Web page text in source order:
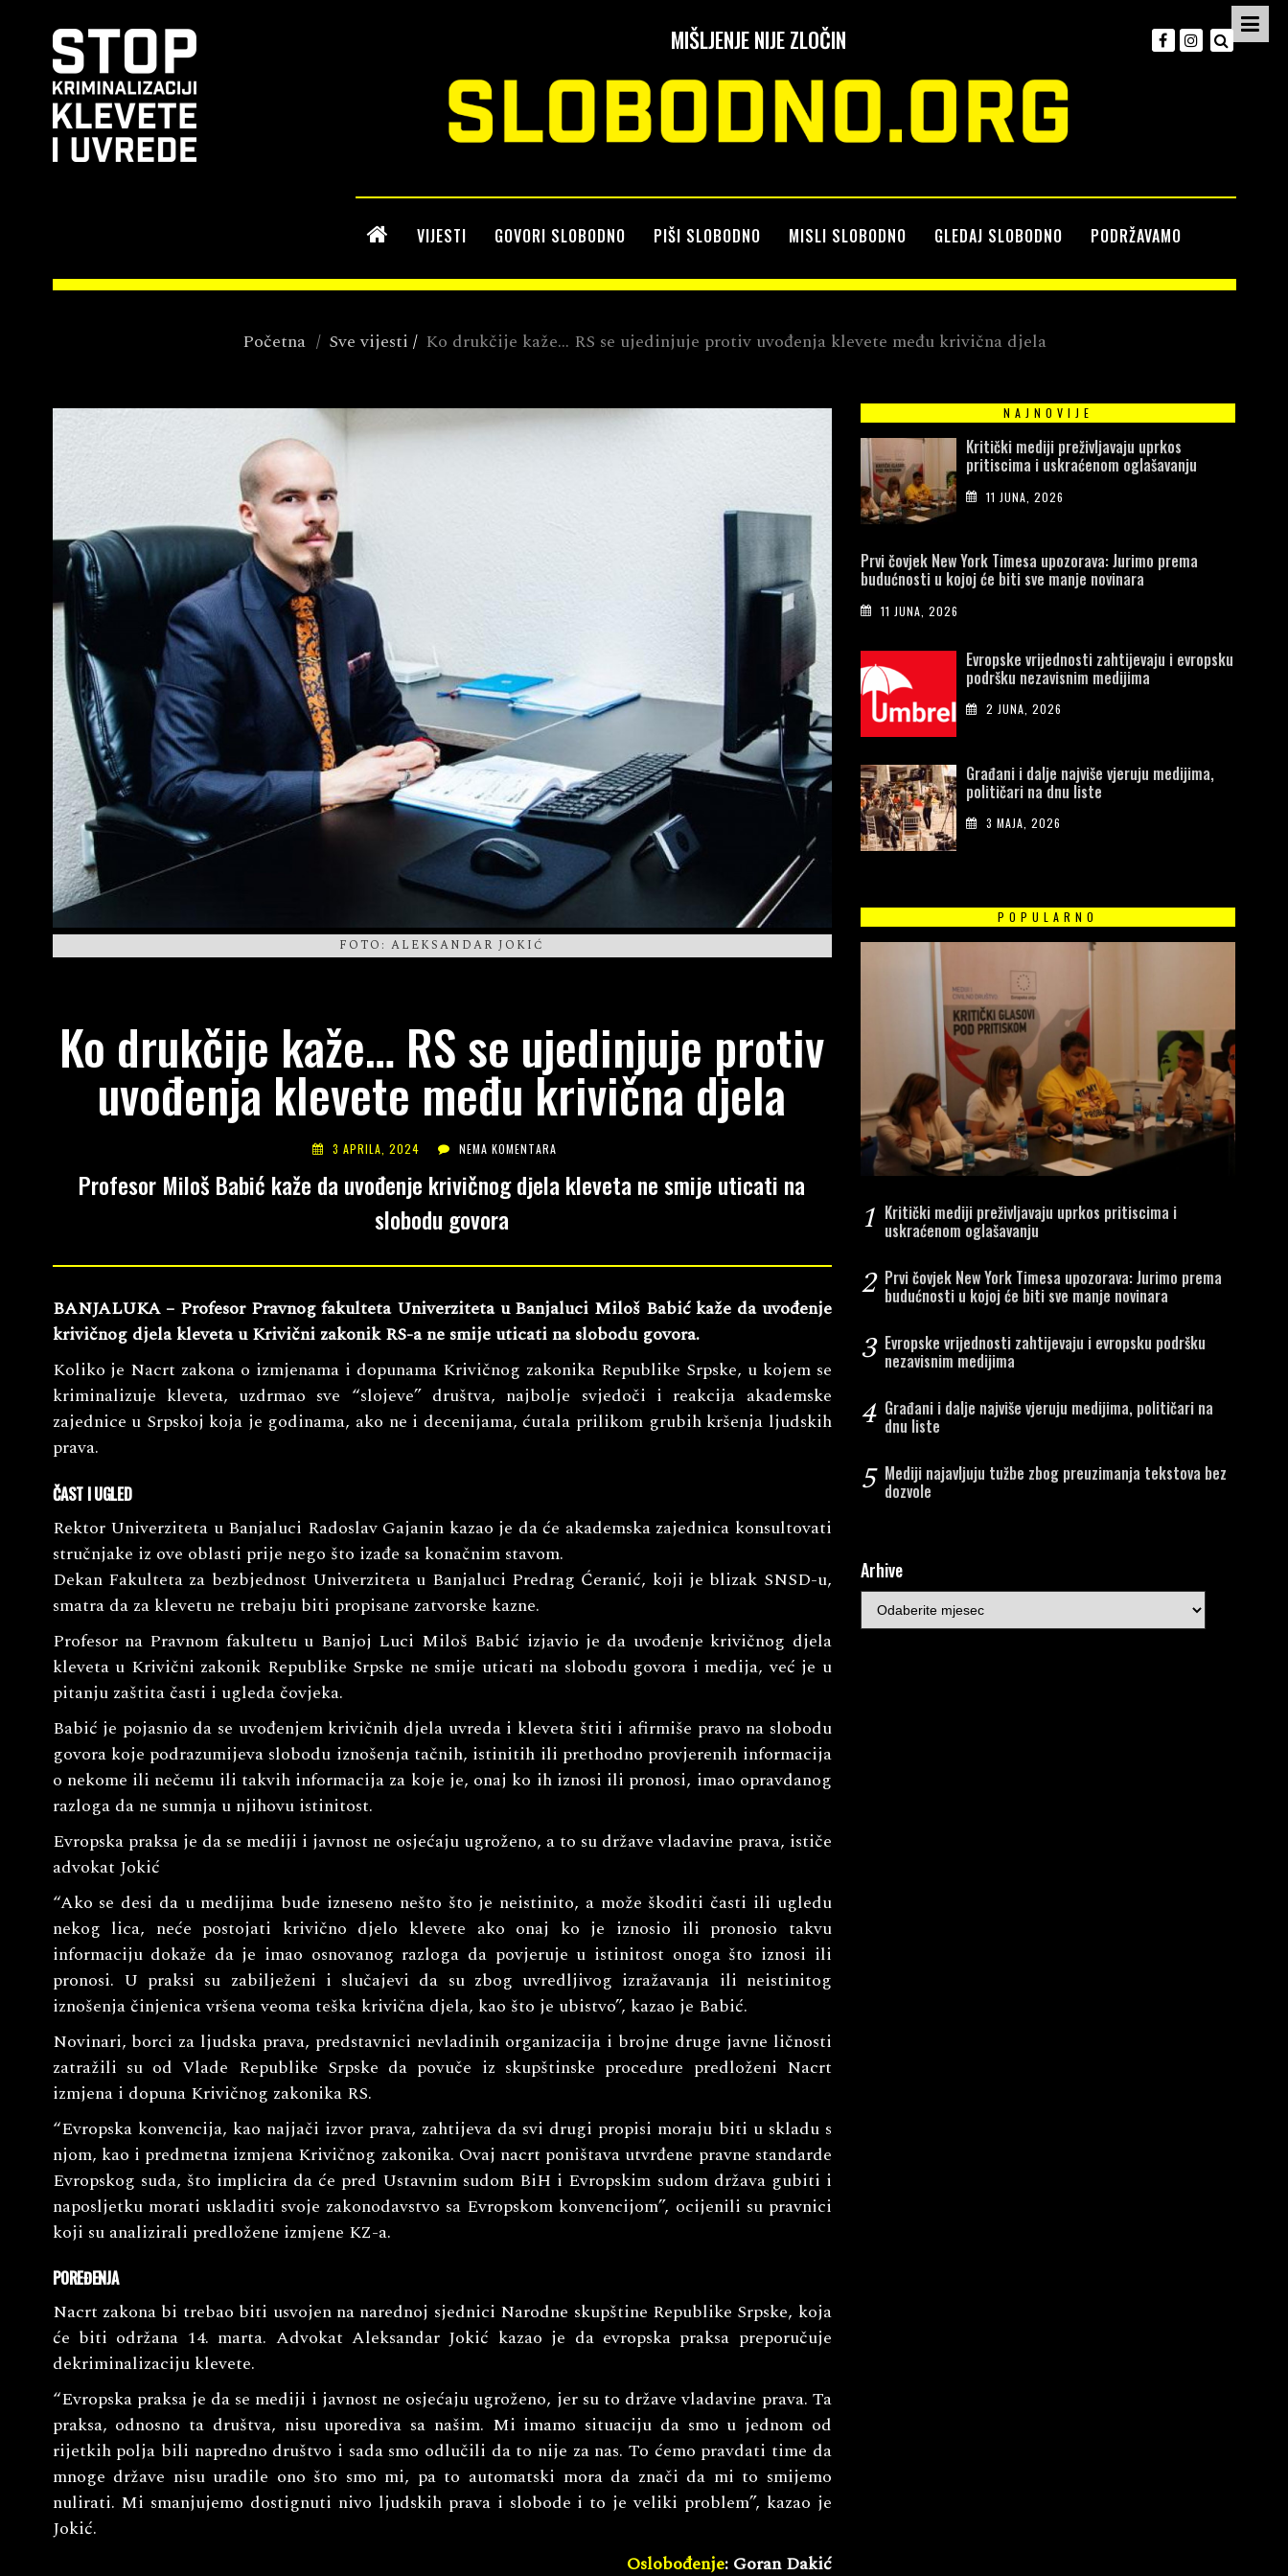
MIŠLJENJE NIJE ZLOČIN
VIJESTI GOVORI SLOBODNO PIŠI SLOBODNO MISLI SLOBODNO GLEDAJ SLOBODNO PODRŽAVAMO
Početna / Sve vijesti / Ko drukčije kaže… RS se ujedinjuje protiv uvođenja klevete među krivična djela
FOTO: ALEKSANDAR JOKIĆ
Ko drukčije kaže… RS se ujedinjuje protiv
uvođenja klevete među krivična djela
3 APRILA, 2024 NEMA KOMENTARA
Profesor Miloš Babić kaže da uvođenje krivičnog djela kleveta ne smije uticati na
slobodu govora
BANJALUKA – Profesor Pravnog fakulteta Univerziteta u Banjaluci Miloš Babić kaže da uvođenje
krivičnog djela kleveta u Krivični zakonik RS-a ne smije uticati na slobodu govora.
Koliko je Nacrt zakona o izmjenama i dopunama Krivičnog zakonika Republike Srpske, u kojem se
kriminalizuje kleveta, uzdrmao sve “slojeve” društva, najbolje svjedoči i reakcija akademske
zajednice u Srpskoj koja je godinama, ako ne i decenijama, ćutala prilikom grubih kršenja ljudskih
prava.
ČAST I UGLED
Rektor Univerziteta u Banjaluci Radoslav Gajanin kazao je da će akademska zajednica konsultovati
stručnjake iz ove oblasti prije nego što izađe sa konačnim stavom.
Dekan Fakulteta za bezbjednost Univerziteta u Banjaluci Predrag Ćeranić, koji je blizak SNSD-u,
smatra da za klevetu ne trebaju biti propisane zatvorske kazne.
Profesor na Pravnom fakultetu u Banjoj Luci Miloš Babić izjavio je da uvođenje krivičnog djela
kleveta u Krivični zakonik Republike Srpske ne smije uticati na slobodu govora i medija, već je u
pitanju zaštita časti i ugleda čovjeka.
Babić je pojasnio da se uvođenjem krivičnih djela uvreda i kleveta štiti i afirmiše pravo na slobodu
govora koje podrazumijeva slobodu iznošenja tačnih, istinitih ili prethodno provjerenih informacija
o nekome ili nečemu ili takvih informacija za koje je, onaj ko ih iznosi ili pronosi, imao opravdanog
razloga da ne sumnja u njihovu istinitost.
Evropska praksa je da se mediji i javnost ne osjećaju ugroženo, a to su države vladavine prava, ističe
advokat Jokić
“Ako se desi da u medijima bude izneseno nešto što je neistinito, a može škoditi časti ili ugledu
nekog lica, neće postojati krivično djelo klevete ako onaj ko je iznosio ili pronosio takvu
informaciju dokaže da je imao osnovanog razloga da povjeruje u istinitost onoga što iznosi ili
pronosi. U praksi su zabilježeni i slučajevi da su zbog uvredljivog izražavanja ili neistinitog
iznošenja činjenica vršena veoma teška krivična djela, kao što je ubistvo”, kazao je Babić.
Novinari, borci za ljudska prava, predstavnici nevladinih organizacija i brojne druge javne ličnosti
zatražili su od Vlade Republike Srpske da povuče iz skupštinske procedure predloženi Nacrt
izmjena i dopuna Krivičnog zakonika RS.
“Evropska konvencija, kao najjači izvor prava, zahtijeva da svi drugi propisi moraju biti u skladu s
njom, kao i predmetna izmjena Krivičnog zakonika. Ovaj nacrt poništava utvrđene pravne standarde
Evropskog suda, što implicira da će pred Ustavnim sudom BiH i Evropskim sudom država gubiti i
naposljetku morati uskladiti svoje zakonodavstvo sa Evropskom konvencijom”, ocijenili su pravnici
koji su analizirali predložene izmjene KZ-a.
POREĐENJA
Nacrt zakona bi trebao biti usvojen na narednoj sjednici Narodne skupštine Republike Srpske, koja
će biti održana 14. marta. Advokat Aleksandar Jokić kazao je da evropska praksa preporučuje
dekriminalizaciju klevete.
“Evropska praksa je da se mediji i javnost ne osjećaju ugroženo, jer su to države vladavine prava. Ta
praksa, odnosno ta društva, nisu uporediva sa našim. Mi imamo situaciju da smo u jednom od
rijetkih polja bili napredno društvo i sada smo odlučili da to nije za nas. To ćemo pravdati time da
mnoge države nisu uradile ono što smo mi, pa to automatski mora da znači da mi to smijemo
nulirati. Mi smanjujemo dostignuti nivo ljudskih prava i slobode i to je veliki problem”, kazao je
Jokić.
Oslobođenje: Goran Dakić
NAJNOVIJE
Kritički mediji preživljavaju uprkos
pritiscima i uskraćenom oglašavanju
11 JUNA, 2026
Prvi čovjek New York Timesa upozorava: Jurimo prema
budućnosti u kojoj će biti sve manje novinara
11 JUNA, 2026
Evropske vrijednosti zahtijevaju i evropsku
podršku nezavisnim medijima
2 JUNA, 2026
Građani i dalje najviše vjeruju medijima,
političari na dnu liste
3 MAJA, 2026
POPULARNO
1 Kritički mediji preživljavaju uprkos pritiscima i
uskraćenom oglašavanju
2 Prvi čovjek New York Timesa upozorava: Jurimo prema
budućnosti u kojoj će biti sve manje novinara
3 Evropske vrijednosti zahtijevaju i evropsku podršku
nezavisnim medijima
4 Građani i dalje najviše vjeruju medijima, političari na
dnu liste
5 Mediji najavljuju tužbe zbog preuzimanja tekstova bez
dozvole
Arhive